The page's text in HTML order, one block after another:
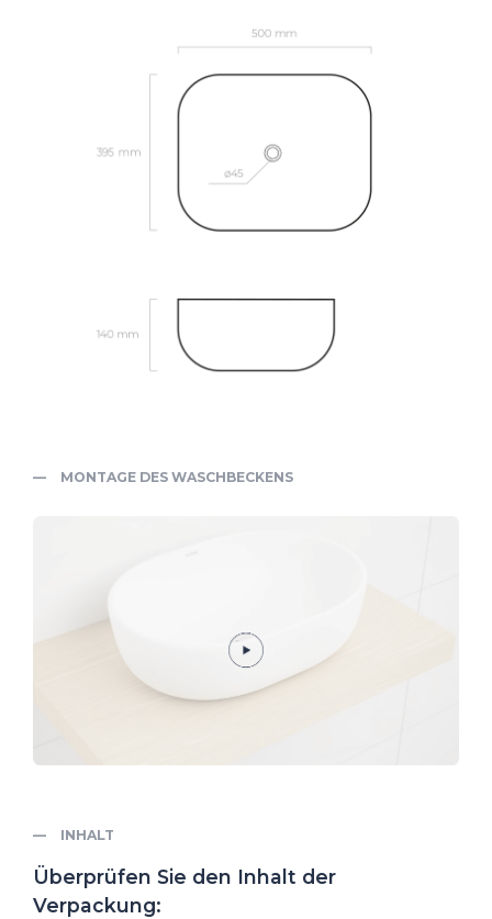
MONTAGE DES WASCHBECKENS
INHALT
Überprüfen Sie den Inhalt der
Verpackung: